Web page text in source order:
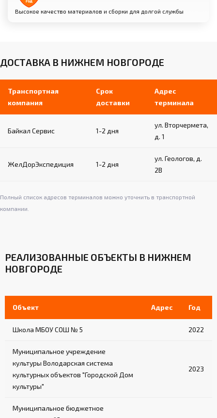
Высокое качество материалов и сборки для долгой службы
ДОСТАВКА В НИЖНЕМ НОВГОРОДЕ
Транспортная
компания
Срок
доставки
Адрес
терминала
Байкал Сервис 1-2 дня
ул. Вторчермета,
д. 1
ЖелДорЭкспедиция 1-2 дня
ул. Геологов, д.
2В
Полный список адресов терминалов можно уточнить в транспортной
компании.
РЕАЛИЗОВАННЫЕ ОБЪЕКТЫ В НИЖНЕМ
НОВГОРОДЕ
Объект Адрес Год
Школа МБОУ СОШ № 5 2022
Муниципальное учреждение
культуры Володарская система
культурных объектов "Городской Дом
культуры"
2023
Муниципальное бюджетное